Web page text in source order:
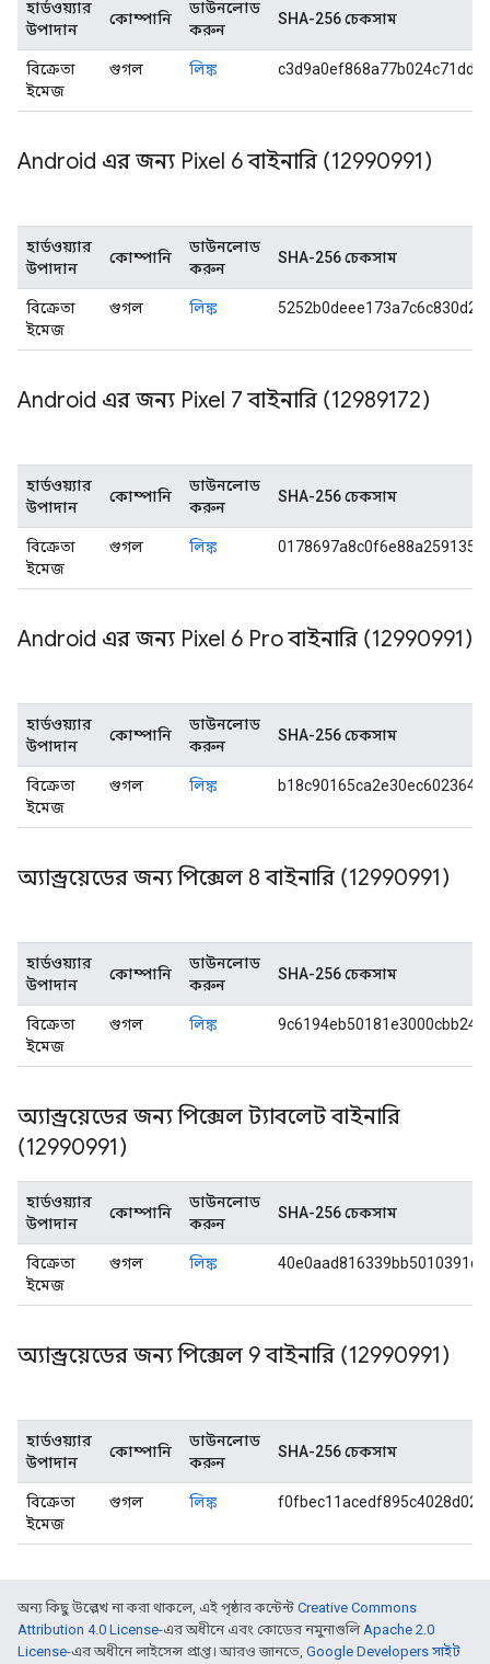
হার্ডওয়্যার
উপাদান
কোম্পানি
ডাউনলোড
করুন
SHA-256 চেকসাম
বিক্রেতা
ইমেজ
গুগল লিঙ্ক
Android এর জন্য Pixel 6 বাইনারি (12990991)
হার্ডওয়্যার
উপাদান
কোম্পানি
ডাউনলোড
করুন
SHA-256 চেকসাম
বিক্রেতা
ইমেজ
গুগল লিঙ্ক
Android এর জন্য Pixel 7 বাইনারি (12989172)
হার্ডওয়্যার
উপাদান
কোম্পানি
ডাউনলোড
করুন
SHA-256 চেকসাম
বিক্রেতা
ইমেজ
গুগল লিঙ্ক
Android এর জন্য Pixel 6 Pro বাইনারি (12990991)
হার্ডওয়্যার
উপাদান
কোম্পানি
ডাউনলোড
করুন
SHA-256 চেকসাম
বিক্রেতা
ইমেজ
গুগল লিঙ্ক
অ্যান্ড্রয়েডের জন্য পিক্সেল 8 বাইনারি (12990991)
হার্ডওয়্যার
উপাদান
কোম্পানি
ডাউনলোড
করুন
SHA-256 চেকসাম
বিক্রেতা
ইমেজ
গুগল লিঙ্ক
অ্যান্ড্রয়েডের জন্য পিক্সেল ট্যাবলেট বাইনারি
(12990991)
হার্ডওয়্যার
উপাদান
কোম্পানি
ডাউনলোড
করুন
SHA-256 চেকসাম
বিক্রেতা
ইমেজ
গুগল লিঙ্ক
অ্যান্ড্রয়েডের জন্য পিক্সেল 9 বাইনারি (12990991)
হার্ডওয়্যার
উপাদান
কোম্পানি
ডাউনলোড
করুন
SHA-256 চেকসাম
বিক্রেতা
ইমেজ
গুগল লিঙ্ক
অন্য কিছু উল্লেখ না করা থাকলে, এই পৃষ্ঠার কন্টেন্ট Creative Commons
Attribution 4.0 License-এর অধীনে এবং কোডের নমুনাগুলিApache 2.0
License-এর অধীনে লাইসেন্স প্রাপ্ত। আরও জানতে, Google Developers সাইট